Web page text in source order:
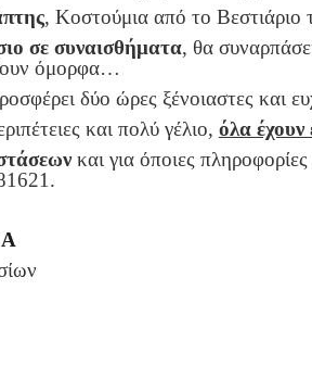
, Κοστούμια από το Βεστιάριο
σε συναισθήματα, θα
όμορφα…
δύο ώρες ξένοιαστες και
και πολύ γέλιο, όλα έχουν
και για όποιες